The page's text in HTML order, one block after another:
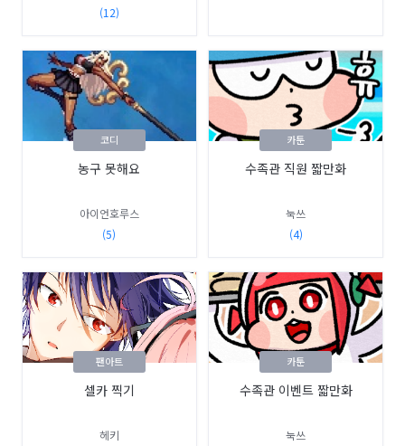
(12)
농구 못해요
아이언호루스
(5)
코디
수족관 직원 짧만화
눅쓰
(4)
카툰
셀카 찍기
헤키
팬아트
수족관 이벤트 짧만화
눅쓰
카툰